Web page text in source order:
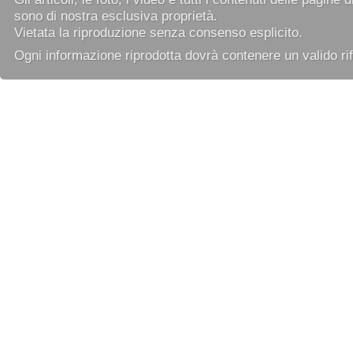
sono di nostra esclusiva proprietà.
Vietata la riproduzione senza consenso esplicito.
Ogni informazione riprodotta dovrà contenere un valido